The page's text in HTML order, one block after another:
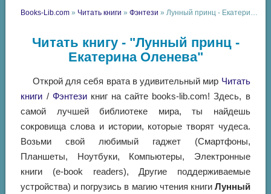
Books-Lib.com » Читать книги »Фэнтези » Лунный принц - Екатерина Оленева
Читать книгу - "Лунный принц -
Екатерина Оленева"
Открой для себя врата в удивительный мир Читать
книги / Фэнтезикниг на сайте books-lib.com! Здесь, в
самой лучшей библиотеке мира, ты найдешь
сокровища слова и истории, которые творят чудеса.
Возьми свой любимый гаджет (Смартфоны,
Планшеты, Ноутбуки, Компьютеры, Электронные
книги (e-book readers), Другие поддерживаемые
устройства) и погрузись в магию чтения книги Лунный